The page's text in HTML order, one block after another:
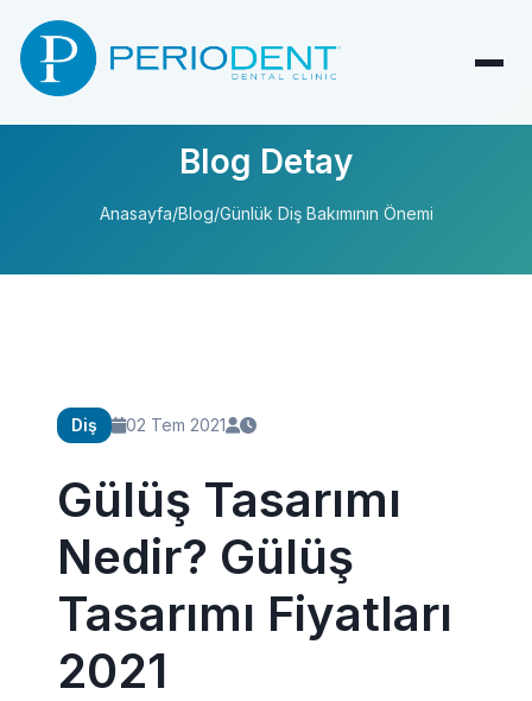
Blog Detay
Anasayfa/Blog/Günlük Diş Bakımının Önemi
Diş 02 Tem 2021
Gülüş Tasarımı
Nedir? Gülüş
Tasarımı Fiyatları
2021